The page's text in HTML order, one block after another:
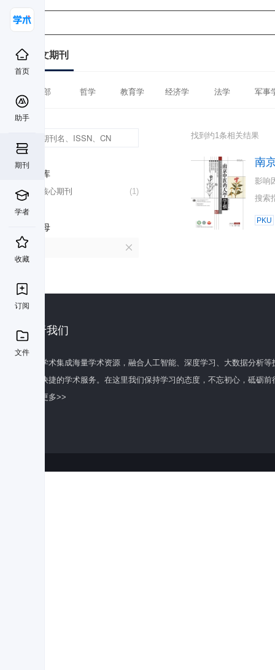
首页
助手
期刊
学者
收藏
订阅
文件
中文期刊
全部 哲学 教育学 经济学 法学 军事
数据库
(1)
北大核心期刊
首字母
找到约1条相关结果
南
影响
搜索
PKU
关于我们
百度学术集成海量学术资源，融合人工智能、深度学习、大数据分析
全面快捷的学术服务。在这里我们保持学习的态度，不忘初心，砥砺前
了解更多>>